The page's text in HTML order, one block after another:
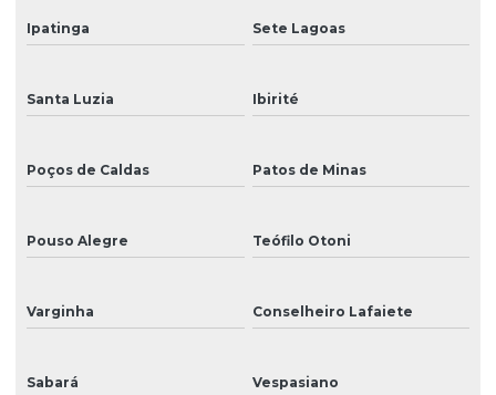
Ipatinga Sete Lagoas
Santa Luzia Ibirité
Poços de Caldas Patos de Minas
Pouso Alegre Teófilo Otoni
Varginha Conselheiro Lafaiete
Sabará Vespasiano